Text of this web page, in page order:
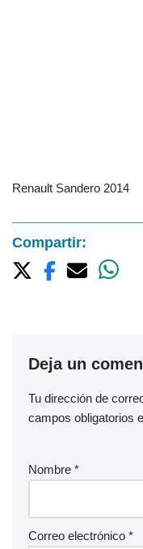
Renault Sandero 2014
Compartir:
Deja un
Tu dirección de
campos obligatorios
Nombre *
Correo electrónico *